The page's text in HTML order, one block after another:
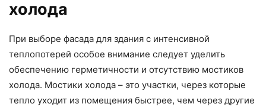
холода
При выборе фасада для здания с интенсивной
теплопотерей особое внимание следует уделить
обеспечению герметичности и отсутствию мостиков
холода. Мостики холода – это участки, через которые
тепло уходит из помещения быстрее, чем через другие